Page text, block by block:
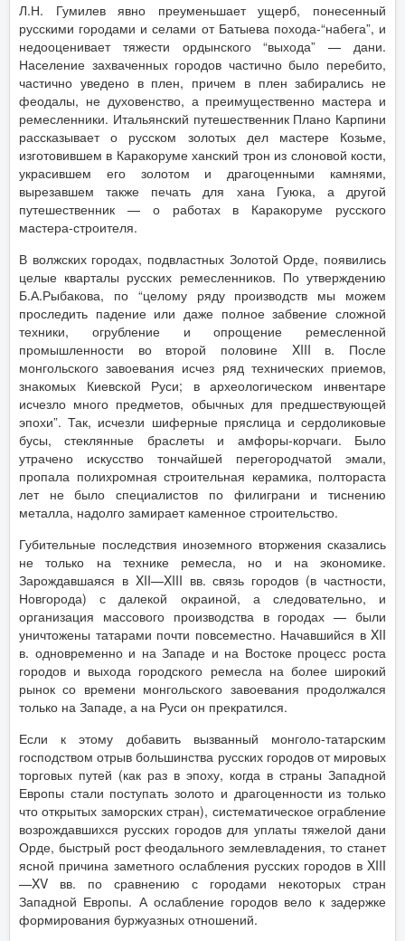
Л.Н. Гумилев явно преуменьшает ущерб, понесенный
русскими городами и селами от Батыева похода-“набега”, и
недооценивает тяжести ордынского “выхода” — дани.
Население захваченных городов частично было перебито,
частично уведено в плен, причем в плен забирались не
феодалы, не духовенство, а преимущественно мастера и
ремесленники. Итальянский путешественник Плано Карпини
рассказывает о русском золотых дел мастере Козьме,
изготовившем в Каракоруме ханский трон из слоновой кости,
украсившем его золотом и драгоценными камнями,
вырезавшем также печать для хана Гуюка, а другой
путешественник — о работах в Каракоруме русского
мастера-строителя.
В волжских городах, подвластных Золотой Орде, появились
целые кварталы русских ремесленников. По утверждению
Б.А.Рыбакова, по “целому ряду производств мы можем
проследить падение или даже полное забвение сложной
техники, огрубление и опрощение ремесленной
промышленности во второй половине XIII в. После
монгольского завоевания исчез ряд технических приемов,
знакомых Киевской Руси; в археологическом инвентаре
исчезло много предметов, обычных для предшествующей
эпохи”. Так, исчезли шиферные пряслица и сердоликовые
бусы, стеклянные браслеты и амфоры-корчаги. Было
утрачено искусство тончайшей перегородчатой эмали,
пропала полихромная строительная керамика, полтораста
лет не было специалистов по филиграни и тиснению
металла, надолго замирает каменное строительство.
Губительные последствия иноземного вторжения сказались
не только на технике ремесла, но и на экономике.
Зарождавшаяся в XII—XIII вв. связь городов (в частности,
Новгорода) с далекой окраиной, а следовательно, и
организация массового производства в городах — были
уничтожены татарами почти повсеместно. Начавшийся в XII
в. одновременно и на Западе и на Востоке процесс роста
городов и выхода городского ремесла на более широкий
рынок со времени монгольского завоевания продолжался
только на Западе, а на Руси он прекратился.
Если к этому добавить вызванный монголо-татарским
господством отрыв большинства русских городов от мировых
торговых путей (как раз в эпоху, когда в страны Западной
Европы стали поступать золото и драгоценности из только
что открытых заморских стран), систематическое ограбление
возрождавшихся русских городов для уплаты тяжелой дани
Орде, быстрый рост феодального землевладения, то станет
ясной причина заметного ослабления русских городов в XIII
—XV вв. по сравнению с городами некоторых стран
Западной Европы. А ослабление городов вело к задержке
формирования буржуазных отношений.